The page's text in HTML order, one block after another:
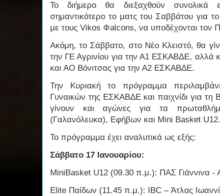
Το διήμερο θα διεξαχθούν
σημαντικότερο το ματς του Σαββάτου για
με τους Vikos Φalcons, να υποδέχονται τον
Ακόμη, το Σάββατο, στο Νέο Κλειστό, θα
την ΓΕ Αγρινίου για την Α1 ΕΣΚΑΒΔΕ, αλλά
και ΑΟ Βόνιτσας για την Α2 ΕΣΚΑΒΔΕ.
Την Κυριακή το πρόγραμμα
Γυναικών της ΕΣΚΑΒΔΕ και παιχνίδι για
γίνουν και αγώνες για τα
(Γαλανόλευκα), Εφήβων και Mini Basket U12.
Το πρόγραμμα έχει αναλυτικά ως εξής:
Σάββατο 17 Ιανουαρίου:
MiniBasket U12 (09.30 π.μ.): ΠΑΣ Γιάννινα -
Elite Παίδων (11.45 π.μ.): IBC – Άτλας